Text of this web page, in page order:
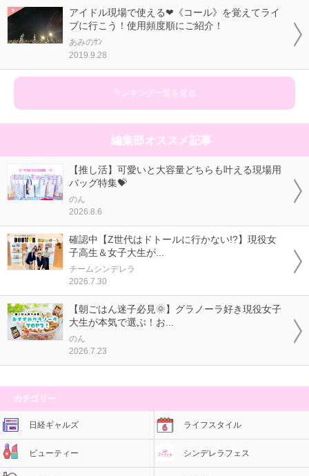
アイドル現場で使える❤《コール》を覚えてライ
ブに行こう！使用頻度順にご紹介！
あみのｻﾝ
2019.9.28
ランキング一覧を見る
編集部オススメ記事
【推し活】可愛いと大容量どちらも叶える現場用
バッグ特集💝
のん
2026.8.6
確認中【Z世代はドトールに行かない!?】現役女
子高生＆女子大生が...
チームシンデレラ
2026.7.30
【朝ごはん迷子必見🌞】グラノーラ好き現役女子
大生が本気で選ぶ！お...
のん
2026.7.23
カテゴリー
日経ギャルズ ライフスタイル
ビューティー シンデレラフェス